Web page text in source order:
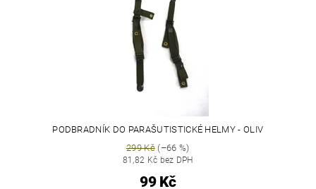
PODBRADNÍK DO PARAŠUTISTICKÉ HELMY - OLIV
299 Kč(–66 %)
81,82 Kč bez DPH
99 Kč